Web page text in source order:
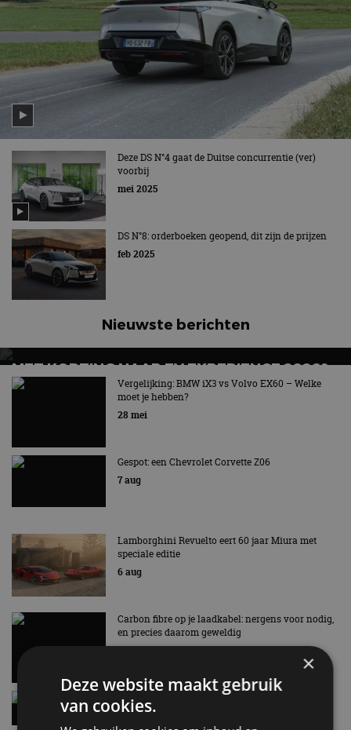
Deze DS N°4 gaat de Duitse concurrentie (ver)
voorbij
mei 2025
DS N°8: orderboeken geopend, dit zijn de prijzen
feb 2025
Nieuwste berichten
MET KORTING NAAR EV EXPERIENCE 2026?
AUTORAI REGELT HET!
EV Experience 2026 van 24 tot 26 september
Vergelijking: BMW iX3 vs Volvo EX60 – Welke
moet je hebben?
28 mei
Gespot: een Chevrolet Corvette Z06
7 aug
Lamborghini Revuelto eert 60 jaar Miura met
speciale editie
6 aug
Carbon fibre op je laadkabel: nergens voor nodig,
en precies daarom geweldig
Hennessey Blackbird krijgt atmosferische V8 en
handbak: soms is eenvoud leuker
×
Deze website maakt gebruik
van cookies.